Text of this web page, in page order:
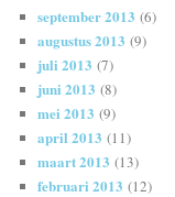
september 2013 (6)
augustus 2013 (9)
juli 2013 (7)
juni 2013 (8)
mei 2013 (9)
april 2013 (11)
maart 2013 (13)
februari 2013 (12)